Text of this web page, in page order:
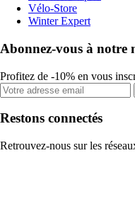
Vélo-Store
Winter Expert
Abonnez-vous à notre
Profitez de -10% en vous
Restons connectés
Retrouvez-nous sur les